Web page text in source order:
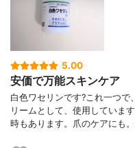
5.00
安価で万能スキンケア
白色ワセリンです?これ一つで
リームとして、使用していま
時もあります。爪のケアにも